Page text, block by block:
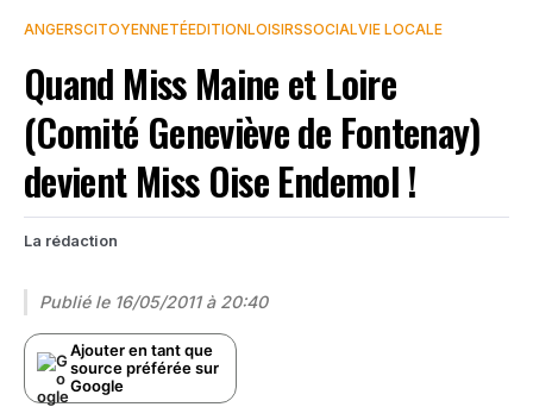
ANGERSCITOYENNETÉEDITIONLOISIRSSOCIALVIE LOCALE
Quand Miss Maine et Loire
(Comité Geneviève de Fontenay)
devient Miss Oise Endemol !
La rédaction
Publié le 16/05/2011 à 20:40
Ajouter en tant que
source préférée sur
Google